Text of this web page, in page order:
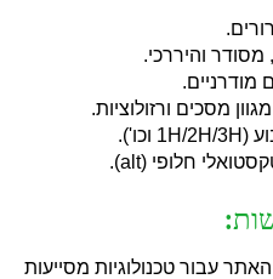
.
, מסודר והיררכי.
.
מסכים ורזולוציות.
(1H/2H/3H וכו').
חלופי(alt).
:
עבור טכנולוגיות מסייעות